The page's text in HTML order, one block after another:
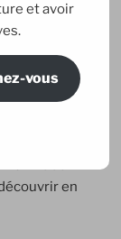
d’Elodie
plein de
: un album
en
et avoir
vous